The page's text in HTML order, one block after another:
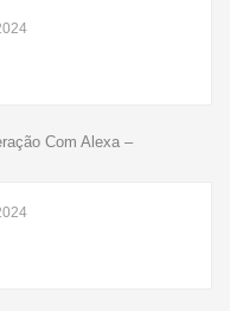
Com Alexa –